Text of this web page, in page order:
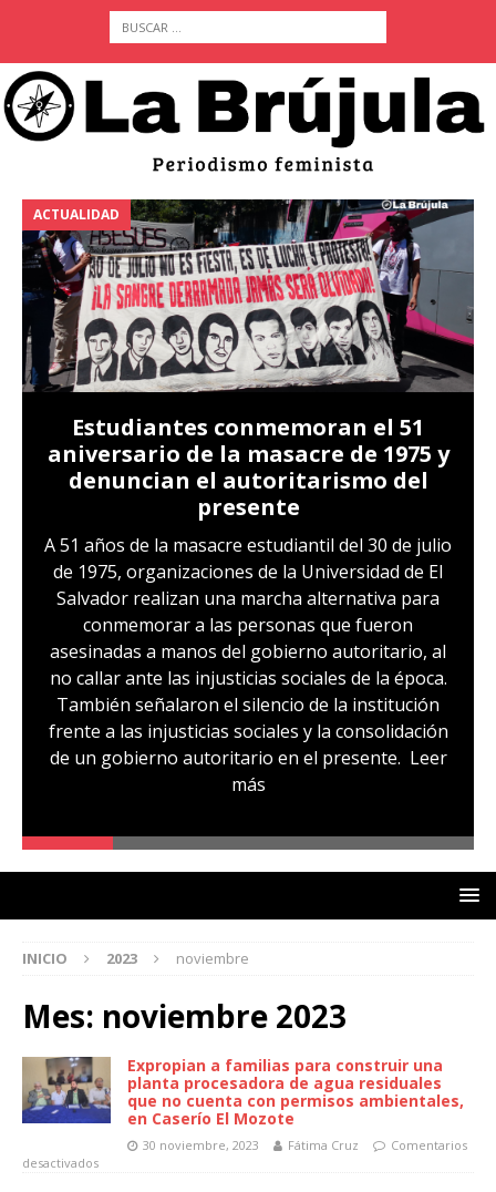
ACTUALIDAD
Estudiantes conmemoran el 51
aniversario de la masacre de 1975 y
denuncian el autoritarismo del
presente
A 51 años de la masacre estudiantil del 30 de julio
de 1975, organizaciones de la Universidad de El
Salvador realizan una marcha alternativa para
conmemorar a las personas que fueron
asesinadas a manos del gobierno autoritario, al
no callar ante las injusticias sociales de la época.
También señalaron el silencio de la institución
frente a las injusticias sociales y la consolidación
de un gobierno autoritario en el presente. Leer
más
INICIO 2023 noviembre
Mes: noviembre 2023
Expropian a familias para construir una
planta procesadora de agua residuales
que no cuenta con permisos ambientales,
en Caserío El Mozote
30 noviembre, 2023 Fátima Cruz
Comentarios
desactivados